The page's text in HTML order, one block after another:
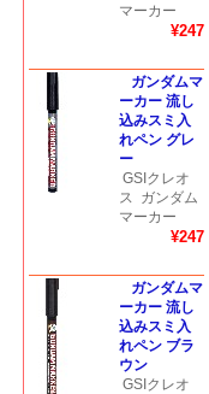
マーカー
¥247
ガンダムマ
ーカー 流し
込みスミ入
れペン グレ
ー
GSIクレオ
ス ガンダム
マーカー
¥247
ガンダムマ
ーカー 流し
込みスミ入
れペン ブラ
ウン
GSIクレオ